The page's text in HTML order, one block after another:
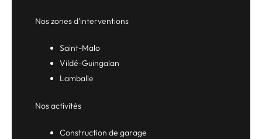
Nos zones d’interventions
Saint-Malo
Vildé-Guingalan
Lamballe
Nos activités
Construction de garage